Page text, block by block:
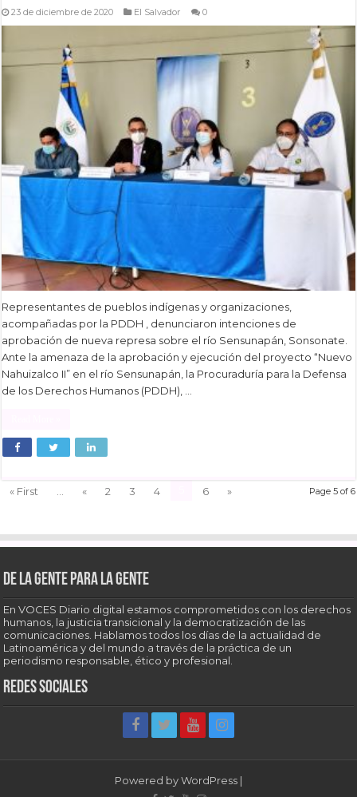
23 de diciembre de 2020 El Salvador 0
Representantes de pueblos indígenas y organizaciones,
acompañadas por la PDDH , denunciaron intenciones de
aprobación de nueva represa sobre el río Sensunapán, Sonsonate.
Ante la amenaza de la aprobación y ejecución del proyecto “Nuevo
Nahuizalco II” en el río Sensunapán, la Procuraduría para la Defensa
de los Derechos Humanos (PDDH), …
Page 5 of 6
« First « 2 3 4 6 »
De la gente para la gente
En VOCES Diario digital estamos comprometidos con los derechos
humanos, la justicia transicional y la democratización de las
comunicaciones. Hablamos todos los días de la actualidad de
Latinoamérica y del mundo a través de la práctica de un
periodismo responsable, ético y profesional.
Redes sociales
Powered byWordPress |